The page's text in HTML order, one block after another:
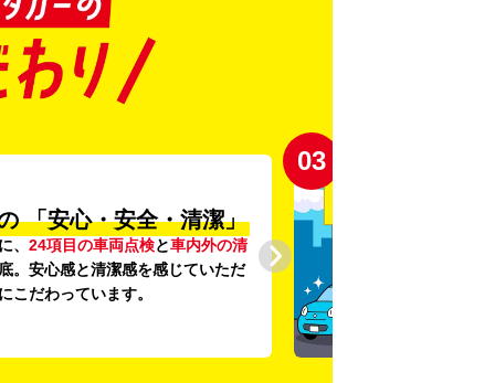
「安心・安全・清潔」
、 24項目の車両点検と車内外の清
。安心感と清潔感を感じていただ
こだわっています。
03